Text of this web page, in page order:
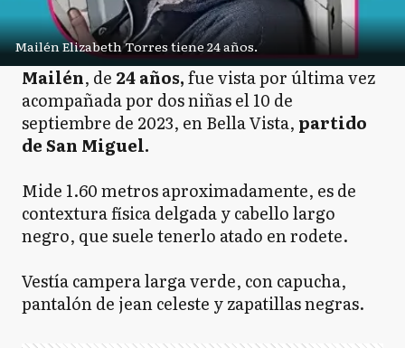
Mailén Elizabeth Torres tiene 24 años.
Mailén, de 24 años,fue vista por última vez
acompañada por dos niñas el 10 de
septiembre de 2023, en Bella Vista, partido
de San Miguel.
Mide 1.60 metros aproximadamente, es de
contextura física delgada y cabello largo
negro, que suele tenerlo atado en rodete.
Vestía campera larga verde, con capucha,
pantalón de jean celeste y zapatillas negras.